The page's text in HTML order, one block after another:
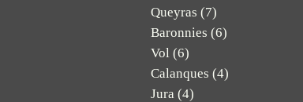
Queyras (7)
Baronnies (6)
Vol (6)
Calanques (4)
Jura (4)